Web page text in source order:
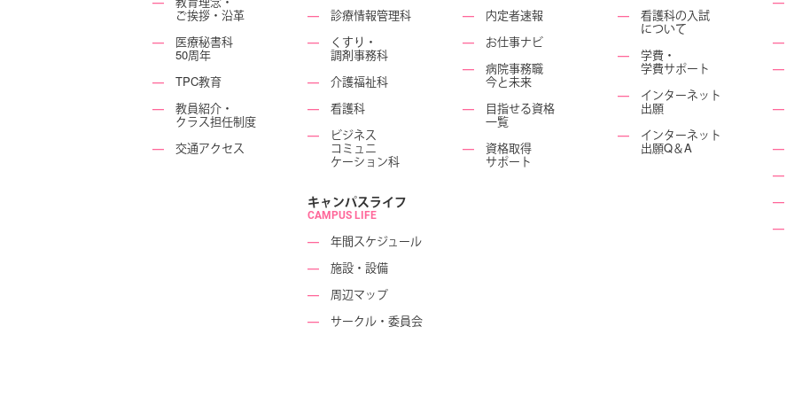
ご挨拶・沿革
―
医療秘書科
50周年
―
TPC教育
―
教員紹介・
クラス担任制度
―
交通アクセス
―
診療情報管理科
―
くすり・
調剤事務科
―
介護福祉科
―
看護科
―
ビジネス
コミュニ
ケーション科
キャンパスライフ
CAMPUS LIFE
―
年間スケジュール
―
施設・設備
―
周辺マップ
―
サークル・委員会
―
内定者速報
―
お仕事ナビ
―
病院事務職
今と未来
―
目指せる資格
一覧
―
資格取得
サポート
― 看護科の入試
について
―
学費・
学費サポート
―
インターネット
出願
―
インターネット
出願Q＆A
―
―
―
―
―
―
―